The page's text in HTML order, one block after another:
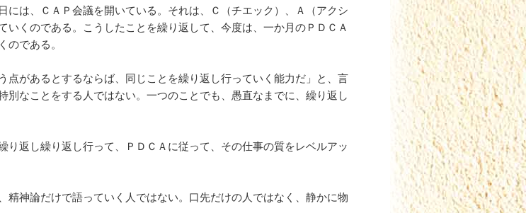
には、ＣＡＰ会議を開いている。それは、Ｃ（チエック）、Ａ（アクシ
いくのである。こうしたことを繰り返して、今度は、一か月のＰＤＣＡ
のである。
があるとするならば、同じことを繰り返し行っていく能力だ」と、言
別なことをする人ではない。一つのことでも、愚直なまでに、繰り返し
返し繰り返し行って、ＰＤＣＡに従って、その仕事の質をレベルアッ
神論だけで語っていく人ではない。口先だけの人ではなく、静かに物